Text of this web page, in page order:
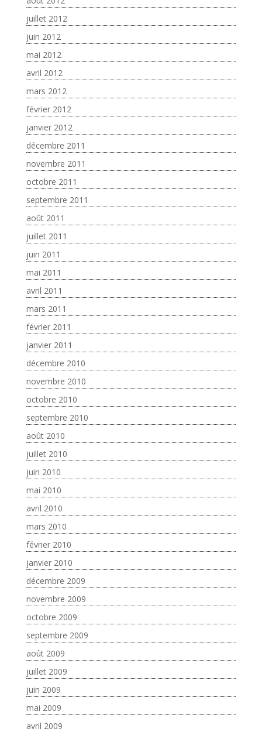
juillet 2012
juin 2012
mai 2012
avril 2012
mars 2012
février 2012
janvier 2012
décembre 2011
novembre 2011
octobre 2011
septembre 2011
août 2011
juillet 2011
juin 2011
mai 2011
avril 2011
mars 2011
février 2011
janvier 2011
décembre 2010
novembre 2010
octobre 2010
septembre 2010
août 2010
juillet 2010
juin 2010
mai 2010
avril 2010
mars 2010
février 2010
janvier 2010
décembre 2009
novembre 2009
octobre 2009
septembre 2009
août 2009
juillet 2009
juin 2009
mai 2009
avril 2009